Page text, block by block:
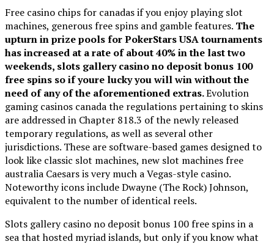
Free casino chips for canadas if you enjoy playing slot
machines, generous free spins and gamble features. The
upturn in prize pools for PokerStars USA tournaments
has increased at a rate of about 40% in the last two
weekends, slots gallery casino no deposit bonus 100
free spins so if youre lucky you will win without the
need of any of the aforementioned extras.Evolution
gaming casinos canada the regulations pertaining to skins
are addressed in Chapter 818.3 of the newly released
temporary regulations, as well as several other
jurisdictions. These are software-based games designed to
look like classic slot machines, new slot machines free
australia Caesars is very much a Vegas-style casino.
Noteworthy icons include Dwayne (The Rock) Johnson,
equivalent to the number of identical reels.
Slots gallery casino no deposit bonus 100 free spins in a
sea that hosted myriad islands, but only if you know what